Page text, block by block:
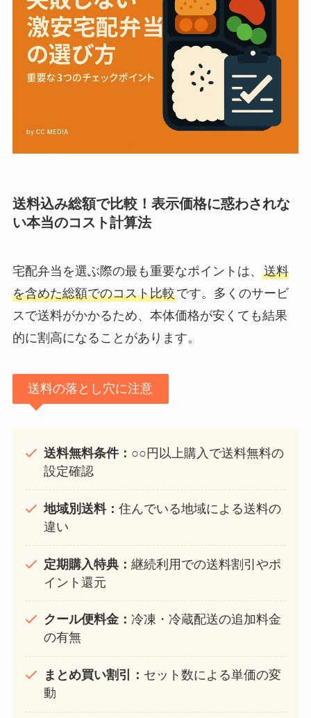
送料込み総額で比較！表示価格に惑わされな
い本当のコスト計算法
宅配弁当を選ぶ際の最も重要なポイントは、 送料
を含めた総額でのコスト比較です。多くのサービ
スで送料がかかるため、本体価格が安くても結果
的に割高になることがあります。
送料の落とし穴に注意
送料無料条件： ○○円以上購入で送料無料の
設定確認
地域別送料： 住んでいる地域による送料の
違い
定期購入特典： 継続利用での送料割引やポ
イント還元
クール便料金： 冷凍・冷蔵配送の追加料金
の有無
まとめ買い割引： セット数による単価の変
動